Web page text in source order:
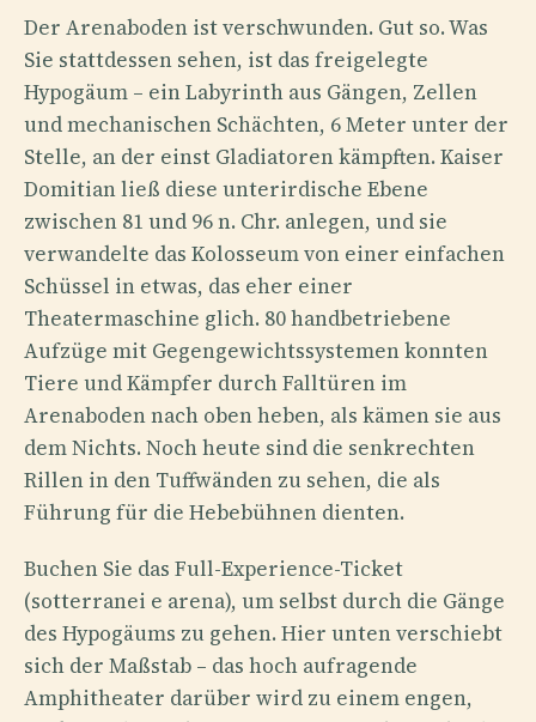
Der Arenaboden ist verschwunden. Gut so. Was
Sie stattdessen sehen, ist das freigelegte
Hypogäum – ein Labyrinth aus Gängen, Zellen
und mechanischen Schächten, 6 Meter unter der
Stelle, an der einst Gladiatoren kämpften. Kaiser
Domitian ließ diese unterirdische Ebene
zwischen 81 und 96 n. Chr. anlegen, und sie
verwandelte das Kolosseum von einer einfachen
Schüssel in etwas, das eher einer
Theatermaschine glich. 80 handbetriebene
Aufzüge mit Gegengewichtssystemen konnten
Tiere und Kämpfer durch Falltüren im
Arenaboden nach oben heben, als kämen sie aus
dem Nichts. Noch heute sind die senkrechten
Rillen in den Tuffwänden zu sehen, die als
Führung für die Hebebühnen dienten.
Buchen Sie das Full-Experience-Ticket
(sotterranei e arena), um selbst durch die Gänge
des Hypogäums zu gehen. Hier unten verschiebt
sich der Maßstab – das hoch aufragende
Amphitheater darüber wird zu einem engen,